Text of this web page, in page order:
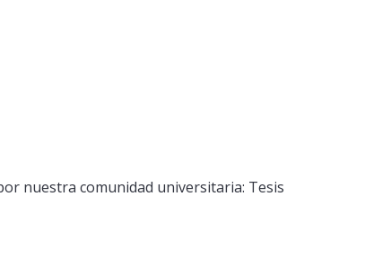
nuestra comunidad universitaria: Tesis